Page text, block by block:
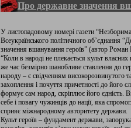
Про державне значення
У листопадовому номері газети
Всеукраїнського політичного об’єднання
значення вшанування героїв” (автор
“Коли в народі не плекається культ
же час безмірно шанобливе ставлення до
народу – є свідченням високорозвинутого
захоплення і почуття причетності до його
формує сам народ, скріплює його єдність.
себе і повагу чужинців до нації, яка
сприяє міжнародному авторитету держави.
Культ героїв – фундамент держави,